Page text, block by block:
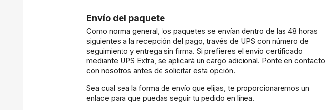
Envío del paquete
Como norma general, los paquetes se envían dentro de las 48 horas
siguientes a la recepción del pago, través de UPS con número de
seguimiento y entrega sin firma. Si prefieres el envío certificado
mediante UPS Extra, se aplicará un cargo adicional. Ponte en contacto
con nosotros antes de solicitar esta opción.
Sea cual sea la forma de envío que elijas, te proporcionaremos un
enlace para que puedas seguir tu pedido en línea.